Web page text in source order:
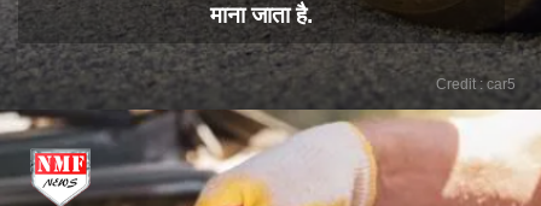
माना जाता है.
Credit : car5